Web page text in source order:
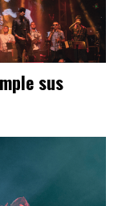
sus